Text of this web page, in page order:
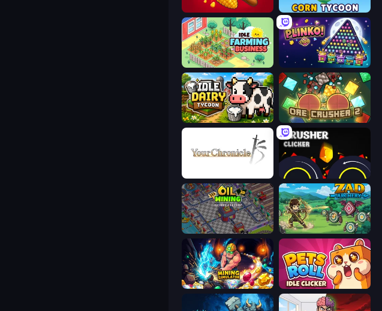
Farm-51: Secret Harvest Corn Tycoon
Idle Farming Business PLINKO!
Idle Dairy Tycoon OreCrusher 2
Crusher Clicker
Oil Mining 3D: Petrol Factory Zad Archery - Demo
Mining Simulator Pets Roll: Idle Clicker